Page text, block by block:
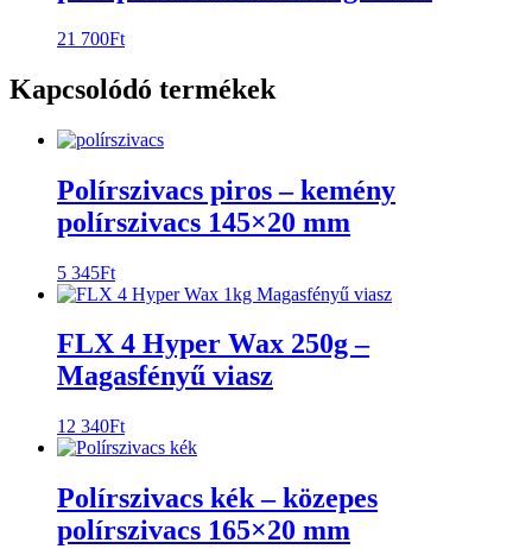
21 700Ft
Kapcsolódó termékek
Polírszivacs piros – kemény
polírszivacs 145×20 mm
5 345Ft
FLX 4 Hyper Wax 250g –
Magasfényű viasz
12 340Ft
Polírszivacs kék – közepes
polírszivacs 165×20 mm